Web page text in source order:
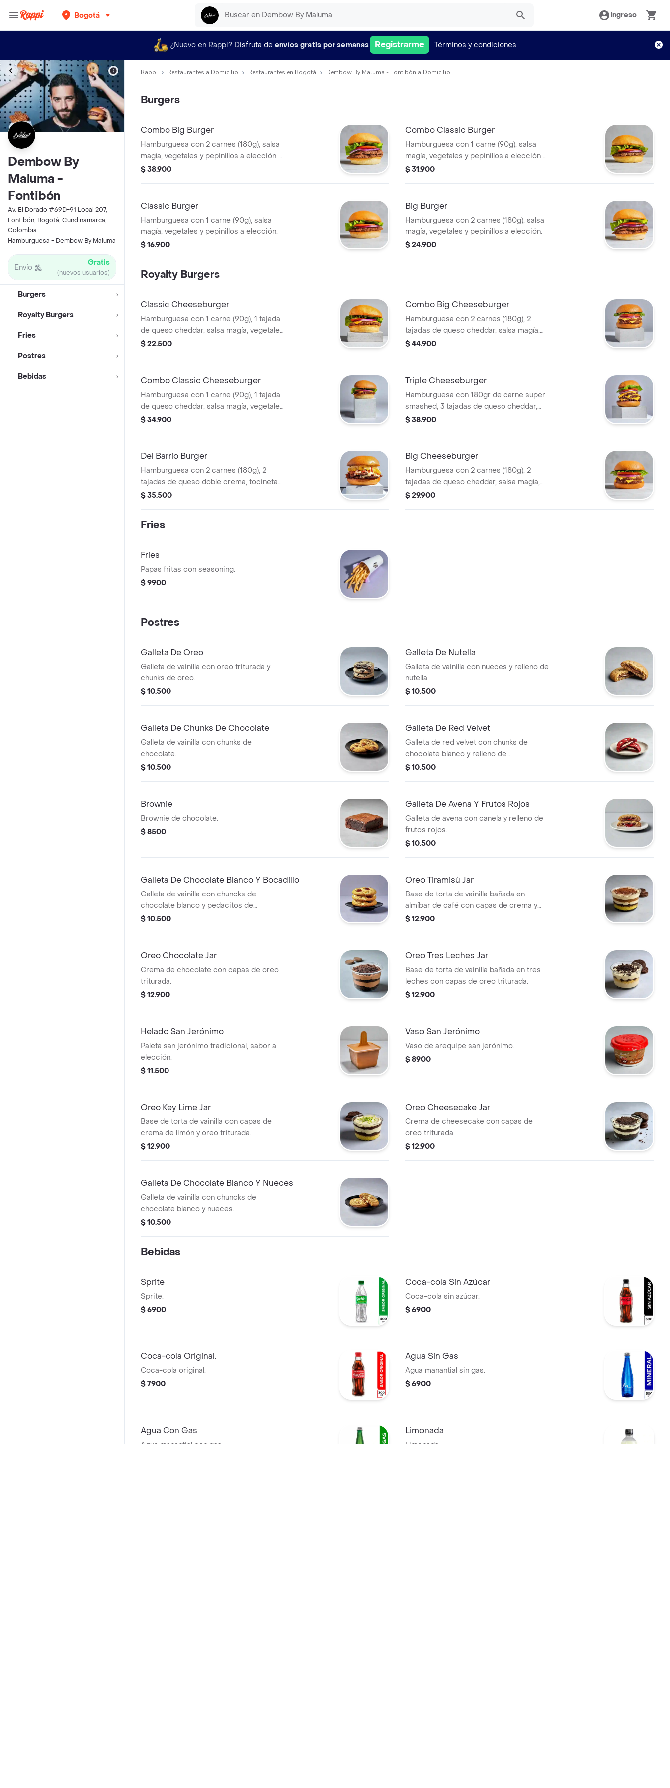
Bogotá Ingreso
¿Nuevo en Rappi? Disfruta de envíos gratis por semanas Registrarme Términos y condiciones
Dembow By
Maluma -
Fontibón
Av. El Dorado #69D-91 Local 207,
Fontibón, Bogotá, Cundinamarca,
Colombia
Hamburguesa - Dembow By Maluma
Envío Gratis
(nuevos usuarios)
Burgers
Royalty Burgers
Fries
Postres
Bebidas
Rappi Restaurantes a Domicilio Restaurantes en Bogotá Dembow By Maluma - Fontibón a Domicilio
Burgers
Combo Big Burger
Hamburguesa con 2 carnes (180g), salsa
magía, vegetales y pepinillos a elección +
papas + bebida.
$ 38.900
Combo Classic Burger
Hamburguesa con 1 carne (90g), salsa
magía, vegetales y pepinillos a elección +
papas + bebida.
$ 31.900
Classic Burger
Hamburguesa con 1 carne (90g), salsa
magía, vegetales y pepinillos a elección.
$ 16.900
Big Burger
Hamburguesa con 2 carnes (180g), salsa
magía, vegetales y pepinillos a elección.
$ 24.900
Royalty Burgers
Classic Cheeseburger
Hamburguesa con 1 carne (90g), 1 tajada
de queso cheddar, salsa magía, vegetales
y pepinillos a elección.
$ 22.500
Combo Big Cheeseburger
Hamburguesa con 2 carnes (180g), 2
tajadas de queso cheddar, salsa magía,
vegetales y pepinillos a elección + papas
$ 44.900
Combo Classic Cheeseburger
Hamburguesa con 1 carne (90g), 1 tajada
de queso cheddar, salsa magía, vegetales
y pepinillos a elección + papas + bebida.
$ 34.900
Triple Cheeseburger
Hamburguesa con 180gr de carne super
smashed, 3 tajadas de queso cheddar,
salsa magía, vegetales y pepinillos a
$ 38.900
Del Barrio Burger
Hamburguesa con 2 carnes (180g), 2
tajadas de queso doble crema, tocineta
crocante, piña y salsa barrio.
$ 35.500
Big Cheeseburger
Hamburguesa con 2 carnes (180g), 2
tajadas de queso cheddar, salsa magía,
vegetales y pepinillos a elección.
$ 29.900
Fries
Fries
Papas fritas con seasoning.
$ 9900
Postres
Galleta De Oreo
Galleta de vainilla con oreo triturada y
chunks de oreo.
$ 10.500
Galleta De Nutella
Galleta de vainilla con nueces y relleno de
nutella.
$ 10.500
Galleta De Chunks De Chocolate
Galleta de vainilla con chunks de
chocolate.
$ 10.500
Galleta De Red Velvet
Galleta de red velvet con chunks de
chocolate blanco y relleno de
cheesecake.
$ 10.500
Brownie
Brownie de chocolate.
$ 8500
Galleta De Avena Y Frutos Rojos
Galleta de avena con canela y relleno de
frutos rojos.
$ 10.500
Galleta De Chocolate Blanco Y Bocadillo
Galleta de vainilla con chuncks de
chocolate blanco y pedacitos de
bocadillo.
$ 10.500
Oreo Tiramisú Jar
Base de torta de vainilla bañada en
almíbar de café con capas de crema y
oreo triturada.
$ 12.900
Oreo Chocolate Jar
Crema de chocolate con capas de oreo
triturada.
$ 12.900
Oreo Tres Leches Jar
Base de torta de vainilla bañada en tres
leches con capas de oreo triturada.
$ 12.900
Helado San Jerónimo
Paleta san jerónimo tradicional, sabor a
elección.
$ 11.500
Vaso San Jerónimo
Vaso de arequipe san jerónimo.
$ 8900
Oreo Key Lime Jar
Base de torta de vainilla con capas de
crema de limón y oreo triturada.
$ 12.900
Oreo Cheesecake Jar
Crema de cheesecake con capas de
oreo triturada.
$ 12.900
Galleta De Chocolate Blanco Y Nueces
Galleta de vainilla con chuncks de
chocolate blanco y nueces.
$ 10.500
Bebidas
Sprite
Sprite.
$ 6900
Coca-cola Sin Azúcar
Coca-cola sin azúcar.
$ 6900
Coca-cola Original.
Coca-cola original.
$ 7900
Agua Sin Gas
Agua manantial sin gas.
$ 6900
Agua Con Gas
Agua manantial con gas.
Limonada
Limonada.